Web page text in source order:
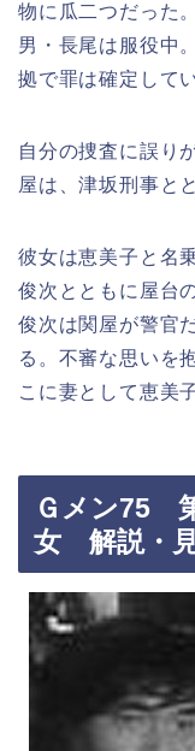
物に瓜二つだった
男・長尾は服役中
拠で罪は確定して
自分の捜査に誤り
屋は、津坂刑事と
彼女は恵美子と名
俊次とともに屋台
俊次は関屋が警官
る。不審な思いを
こに妻として恵美
Ｇメン75
女 解説・